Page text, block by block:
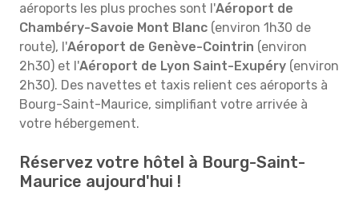
aéroports les plus proches sont l'Aéroport de
Chambéry-Savoie Mont Blanc (environ 1h30 de
route), l'Aéroport de Genève-Cointrin (environ
2h30) et l'Aéroport de Lyon Saint-Exupéry (environ
2h30). Des navettes et taxis relient ces aéroports à
Bourg-Saint-Maurice, simplifiant votre arrivée à
votre hébergement.
Réservez votre hôtel à Bourg-Saint-
Maurice aujourd'hui !